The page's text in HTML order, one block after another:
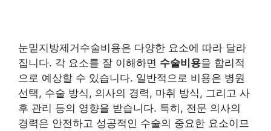
눈밑지방제거수술비용은 다양한 요소에 따라 달라
집니다. 각 요소를 잘 이해하면 수술비용을 합리적
으로 예상할 수 있습니다. 일반적으로 비용은 병원
선택, 수술 방식, 의사의 경력, 마취 방식, 그리고 사
후 관리 등의 영향을 받습니다. 특히, 전문 의사의
경력은 안전하고 성공적인 수술의 중요한 요소이므